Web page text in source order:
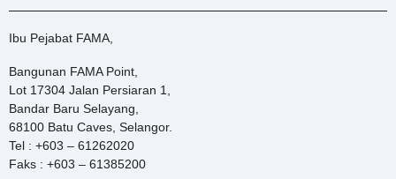
Ibu Pejabat FAMA,
Bangunan FAMA Point,
Lot 17304 Jalan Persiaran 1,
Bandar Baru Selayang,
68100 Batu Caves, Selangor.
Tel : +603 – 61262020
Faks : +603 – 61385200